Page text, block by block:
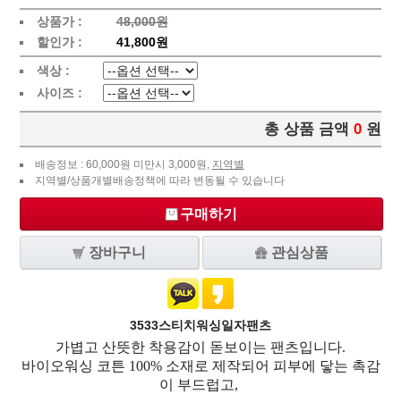
상품가 :
48,000원
할인가 :
41,800원
색상 :
사이즈 :
총 상품 금액 0 원
배송정보 : 60,000원 미만시 3,000원, 지역별
지역별/상품개별배송정책에 따라 변동될 수 있습니다
구매하기
장바구니 관심상품
3533스티치워싱일자팬츠
가볍고 산뜻한 착용감이 돋보이는 팬츠입니다.
바이오워싱 코튼 100% 소재로 제작되어 피부에 닿는 촉감
이 부드럽고,